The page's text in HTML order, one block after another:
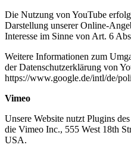
Die Nutzung von YouTube
Darstellung unserer Online-
Interesse im Sinne von Art. 6
Weitere Informationen zum
der Datenschutzerklärung von
https://www.google.de/intl/de/
Vimeo
Unsere Website nutzt Plugins
die Vimeo Inc., 555 West 18th
USA.